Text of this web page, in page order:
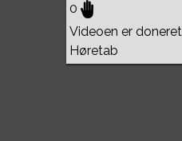
0
Videoen er
Høretab